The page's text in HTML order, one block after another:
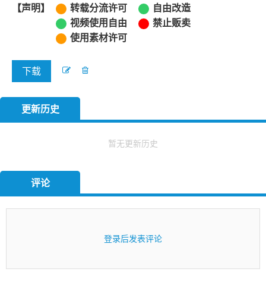
【声明】 转载分流许可
自由改造
视频使用自由
禁止贩卖
使用素材许可
下载
更新历史
暂无更新历史
评论
登录后发表评论